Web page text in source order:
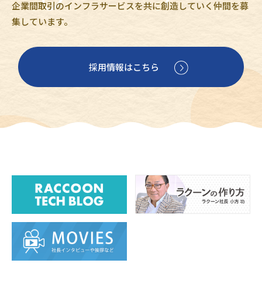
企業間取引のインフラサービスを共に創造していく仲間を募
集しています。
採用情報はこちら